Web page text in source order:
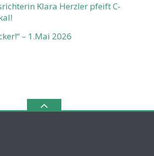
Klara Herzler pfeift C-
– 1.Mai 2026